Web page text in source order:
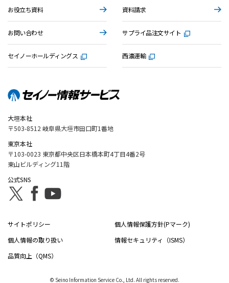
大垣本社
〒503-8512 岐阜県大垣市田口町1番地
東京本社
〒103-0023 東京都中央区日本橋本町4丁目4番2号
東山ビルディング11階
公式SNS
お役立ち資料 資料請求
お問い合わせ サプライ品注文サイト
セイノーホールディングス 西濃運輸
© Seino Information Service Co., Ltd. All rights reserved.
サイトポリシー
個人情報保護方針(Pマーク)
個人情報の取り扱い
情報セキュリティ（ISMS）
品質向上（QMS）